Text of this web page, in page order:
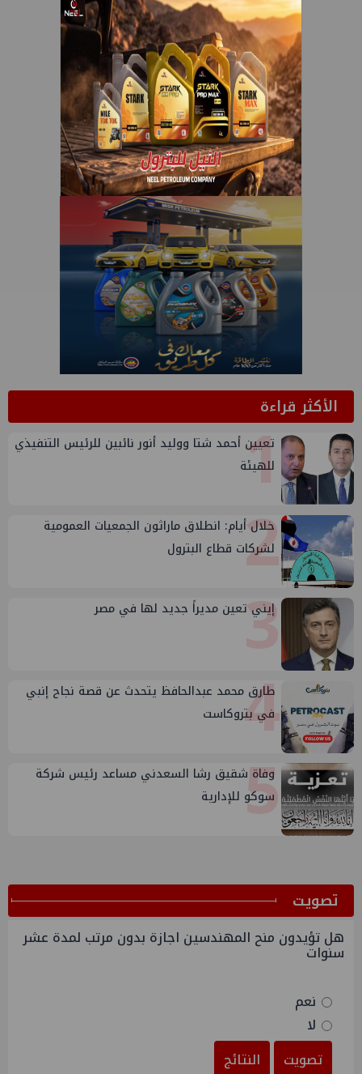
الأكثر قراءة1
تعيين أحمد شتا ووليد أنور نائبين للرئيس التنفيذي
للهيئة
2
خلال أيام: انطلاق ماراثون الجمعيات العمومية
لشركات قطاع البترول
3
إيني تعين مديراً جديد لها في مصر
4
طارق محمد عبدالحافظ يتحدث عن قصة نجاح إنبي
في بتروكاست
5
وفاة شقيق رشا السعدني مساعد رئيس شركة
سوكو للإدارية
ﺗﺼﻮﻳﺖ
هل تؤيدون منح المهندسين اجازة بدون مرتب لمدة عشر
سنوات
نعم
لا
تصويت
النتائج